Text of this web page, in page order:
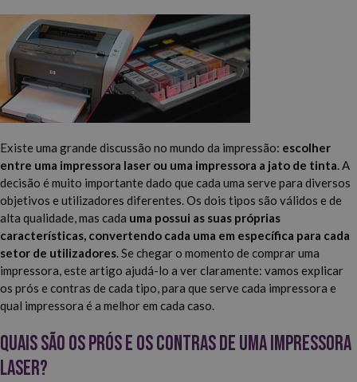
Existe uma grande discussão no mundo da impressão: escolher
entre uma impressora laser ou uma impressora a jato de tinta. A
decisão é muito importante dado que cada uma serve para diversos
objetivos e utilizadores diferentes. Os dois tipos são válidos e de
alta qualidade, mas cada uma possui as suas próprias
características, convertendo cada uma em específica para cada
setor de utilizadores. Se chegar o momento de comprar uma
impressora, este artigo ajudá-lo a ver claramente: vamos explicar
os prós e contras de cada tipo, para que serve cada impressora e
qual impressora é a melhor em cada caso.
Quais são os prós e os contras de uma impressora
laser?